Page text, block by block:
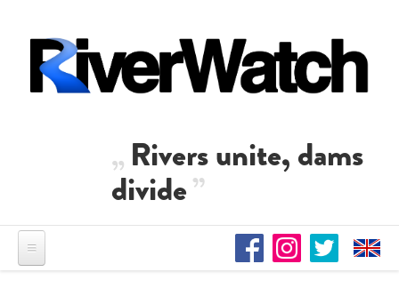
Rivers unite, dams
divide